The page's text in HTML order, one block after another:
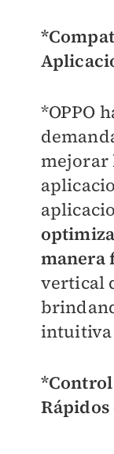
*OPPO
mejorar
manera
vertical
intuitiva